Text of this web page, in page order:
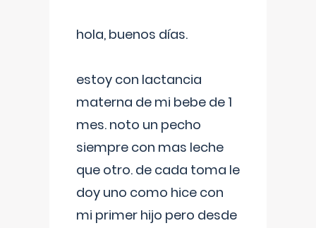
hola, buenos días.
estoy con lactancia
materna de mi bebe de 1
mes. noto un pecho
siempre con mas leche
que otro. de cada toma le
doy uno como hice con
mi primer hijo pero desde